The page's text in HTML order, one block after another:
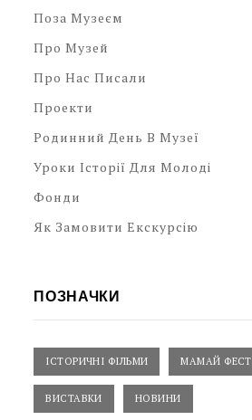
Поза Музеєм
Про Музей
Про Нас Писали
Проекти
Родинний День В Музеї
Уроки Історії Для Молоді
Фонди
Як Замовити Екскурсію
ПОЗНАЧКИ
ІСТОРИЧНІ ФІЛЬМИ МАМАЙ ФЕСТ
ВИСТАВКИ НОВИНИ